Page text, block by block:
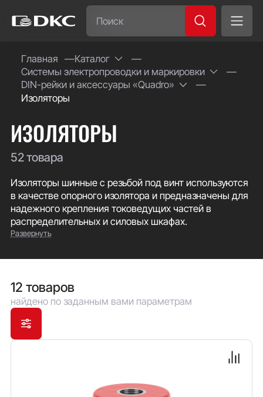
Главная
Каталог
Системы электропроводки и маркировки
DIN-рейки и аксессуары «Quadro»
Изоляторы
ИЗОЛЯТОРЫ
52 товара
Изоляторы шинные с резьбой под винт используются
в качестве опорного изолятора и предназначены для
надежного крепления токоведущих частей в
распределительных и силовых шкафах.
армированным стекловолокном, обладающего
Развернуть
12 товаров
найдено по заданным вами параметрам
Часто ищут:
Специсполнение